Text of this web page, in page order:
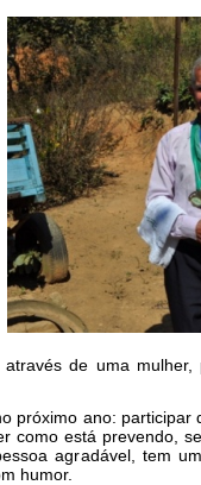
de uma mulher,
próximo ano:
como está prevendo,
agradável, tem
humor.